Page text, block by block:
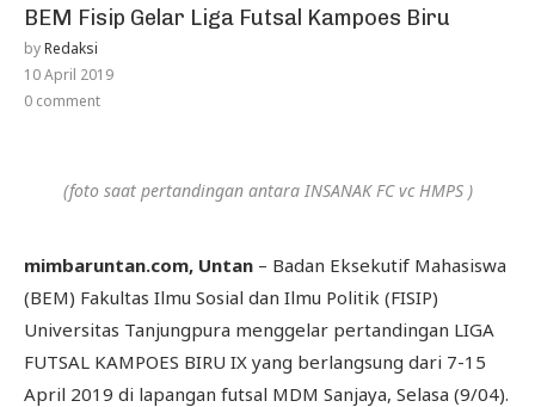
BEM Fisip Gelar Liga Futsal Kampoes Biru
byRedaksi
10 April 2019
0 comment
(foto saat pertandingan antara INSANAK FC vc HMPS )
mimbaruntan.com, Untan – Badan Eksekutif Mahasiswa
(BEM) Fakultas Ilmu Sosial dan Ilmu Politik (FISIP)
Universitas Tanjungpura menggelar pertandingan LIGA
FUTSAL KAMPOES BIRU IX yang berlangsung dari 7-15
April 2019 di lapangan futsal MDM Sanjaya, Selasa (9/04).